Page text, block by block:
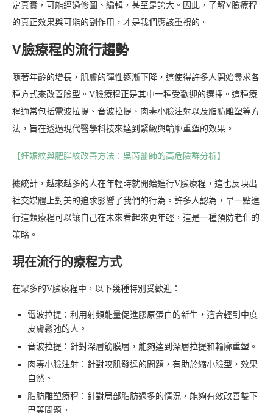
定真實，可能經過修圖、編輯，甚至是誇大。因此，了解V臉療程
的真正效果與可能的副作用，才是我們應該重視的。
V臉療程的流行趨勢
隨著年齡的增長，肌膚的彈性逐漸下降，這使得許多人開始尋求各
種方式來改善臉型。V臉療程正是其中一種受歡迎的選擇。這種療
程通常包括電波拉提、音波拉提、肉毒小臉注射以及脂肪雕塑等方
法，旨在透過現代醫學科技來達到緊緻與輪廓重塑的效果。
【妊娠紋與肥胖紋改善方法：吳芮醫師的高危險群分析】
據統計，越來越多的人在年輕時就開始進行V臉療程，這也反映出
社交媒體上對美的追求影響了我們的行為。許多人認為，早一點進
行這類療程可以讓自己在未來看起來更年輕，這是一種預防老化的
策略。
現在流行的療程方式
在眾多的V臉療程中，以下幾種特別受歡迎：
電波拉提：利用射頻能量促進膠原蛋白的新生，適合輕到中度
皮膚鬆弛的人。
音波拉提：針對深層筋膜層，能夠達到深層拉提和輪廓重塑。
肉毒小臉注射：針對咬肌發達的問題，有助於縮小臉型，效果
自然。
脂肪雕塑療程：針對局部脂肪過多的情況，能夠有效改善雙下
巴等問題。